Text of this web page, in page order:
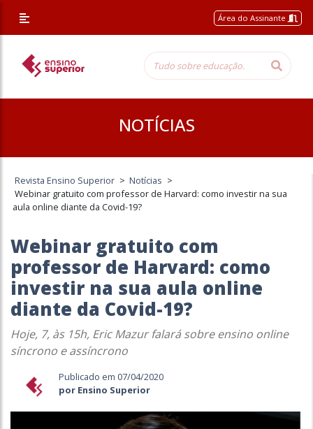
Área do Assinante
NOTÍCIAS
Revista Ensino Superior > Notícias >
Webinar gratuito com professor de Harvard: como investir na sua
aula online diante da Covid-19?
Webinar gratuito com
professor de Harvard: como
investir na sua aula online
diante da Covid-19?
Hoje, 7, às 15h, Eric Mazur falará sobre ensino online
síncrono e assíncrono
Publicado em 07/04/2020
por Ensino Superior